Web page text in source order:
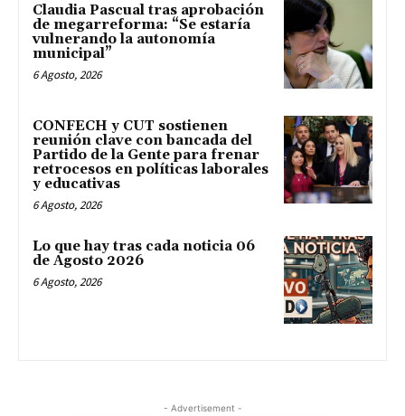
Claudia Pascual tras aprobación
de megarreforma: “Se estaría
vulnerando la autonomía
municipal”
6 Agosto, 2026
CONFECH y CUT sostienen
reunión clave con bancada del
Partido de la Gente para frenar
retrocesos en políticas laborales
y educativas
6 Agosto, 2026
Lo que hay tras cada noticia 06
de Agosto 2026
6 Agosto, 2026
- Advertisement -